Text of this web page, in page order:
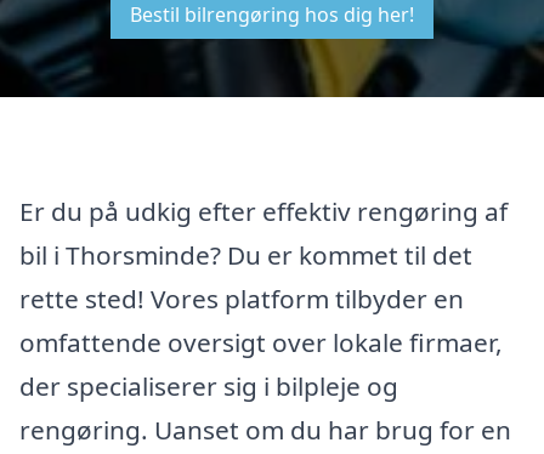
Bestil bilrengøring hos dig her!
Er du på udkig efter effektiv rengøring af
bil i Thorsminde? Du er kommet til det
rette sted! Vores platform tilbyder en
omfattende oversigt over lokale firmaer,
der specialiserer sig i bilpleje og
rengøring. Uanset om du har brug for en